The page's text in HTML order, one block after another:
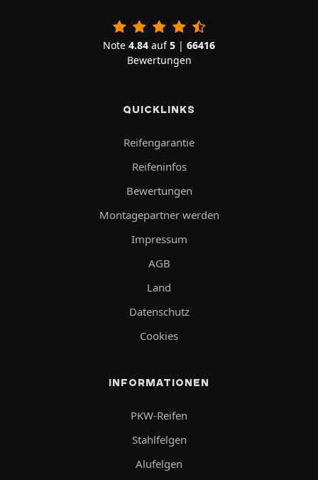
Note 4.84 auf5 | 66416
Bewertungen
QUICKLINKS
Reifengarantie
Reifeninfos
Bewertungen
Montagepartner werden
Impressum
AGB
Land
Datenschutz
Cookies
INFORMATIONEN
PKW-Reifen
Stahlfelgen
Alufelgen